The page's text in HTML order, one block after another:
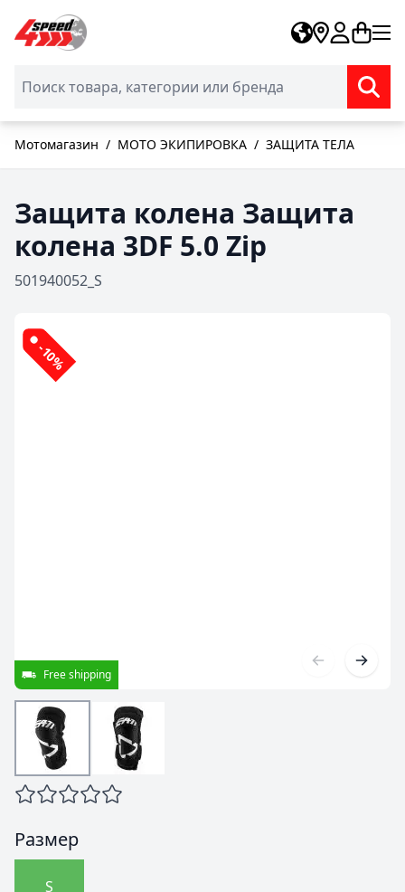
Skip to Content
Мотомагазин / МОТО ЭКИПИРОВКА / ЗАЩИТА ТЕЛА
Защита колена Защита
колена 3DF 5.0 Zip
501940052_S
-10%
Free shipping
Размер
S